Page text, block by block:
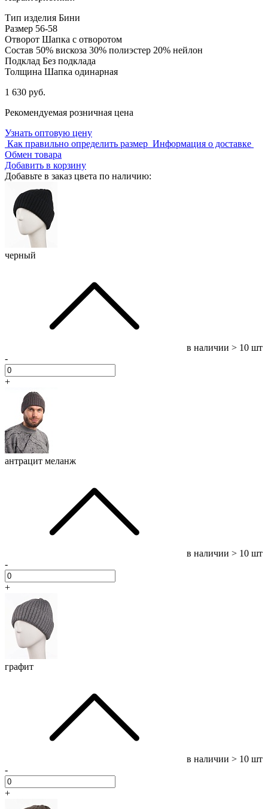
Тип изделия Бини
Размер 56-58
Отворот Шапка с отворотом
Состав 50% вискоза 30% полиэстер 20% нейлон
Подклад Без подклада
Толщина Шапка одинарная
1 630 руб.
Рекомендуемая розничная цена
Узнать оптовую цену
Как правильно определить размер Информация о доставке
Обмен товара
Добавить в корзину
Добавьте в заказ цвета по наличию:
черный
в наличии > 10 шт
-
+
антрацит меланж
в наличии > 10 шт
-
+
графит
в наличии > 10 шт
-
+